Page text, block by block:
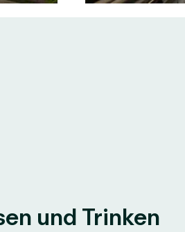
und Trinken